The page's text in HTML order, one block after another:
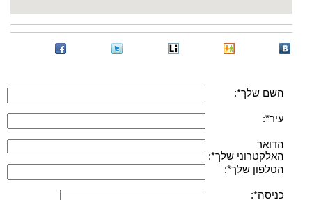
השם שלך*:
עיר*:
הדואר
האלקטרוני שלך*:
הטלפון שלך*:
כניסה*: